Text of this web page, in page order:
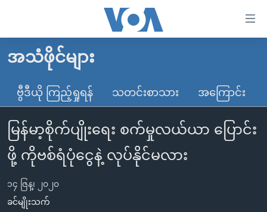
လွယ်ကူ
သည့်
Link
များ
ပင်မ
သို့
ကျော်
မူလစာမျက်နှာ
မြန်မာ
ကမ္ဘာ့သတင်းများ
နိုင်ငံတကာ
အမေရိကန်
အစ္စရေး-ပါလက်စတိုင်း
ဗွီဒီယို
သတင်းလွတ်လပ်ခွင့်
ရပ်ဝန်းတခု လမ်းတခု အလွန်
အင်္ဂလိပ်စာလေ့လာမယ်
အသံဖိုင်များ
ဗွီဒီယို ကြည့်ရှုရန် သတင်းစာသား အကြောင်း
မြန်မာ့စိုက်ပျိုးရေး စက်မှုလယ်ယာ ပြောင်း
ဖို့ ကိုဗစ်ရံပုံငွေနဲ့ လုပ်နိုင်မလား
၁၄ ဇြန္၊ ၂၀၂၀
ခင်မျိုးသက်